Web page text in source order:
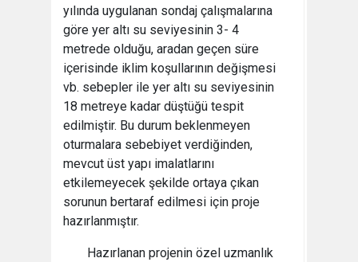
yılında uygulanan sondaj çalışmalarına
göre yer altı su seviyesinin 3- 4
metrede olduğu, aradan geçen süre
içerisinde iklim koşullarının değişmesi
vb. sebepler ile yer altı su seviyesinin
18 metreye kadar düştüğü tespit
edilmiştir. Bu durum beklenmeyen
oturmalara sebebiyet verdiğinden,
mevcut üst yapı imalatlarını
etkilemeyecek şekilde ortaya çıkan
sorunun bertaraf edilmesi için proje
hazırlanmıştır.
Hazırlanan projenin özel uzmanlık